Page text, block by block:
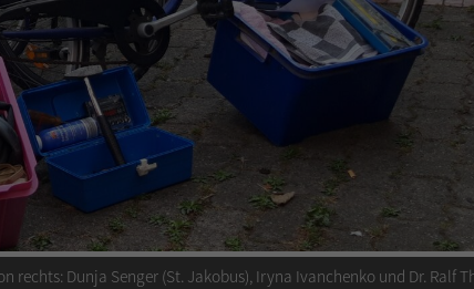
Dunja Senger (St. Jakobus), Iryna Ivanchenko und Dr. Ralf